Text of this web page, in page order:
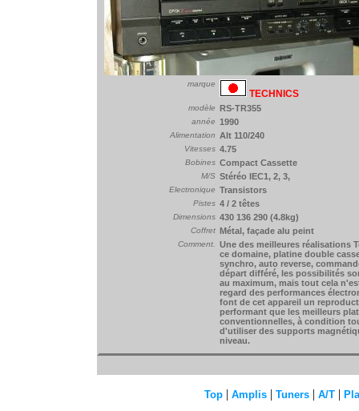
marque
TECHNICS
modèle RS-TR355
année 1990
Alimentation Alt 110/240
Vitesses 4.75
Bobines Compact Cassette
M/S Stéréo IEC1, 2, 3,
Electronique Transistors
Pistes 4 / 2 têtes
Dimensions 430 136 290 (4.8kg)
Coffret Métal, façade alu peint
Comment.
Une des meilleures réalisations
ce domaine, platine double
synchro, auto reverse,
départ différé, les possibilités
au maximum, mais tout cela
regard des performances
font de cet appareil un
performant que les meilleurs
conventionnelles, à condition
d'utiliser des supports
niveau.
Top| Amplis| Tuners | A/T|